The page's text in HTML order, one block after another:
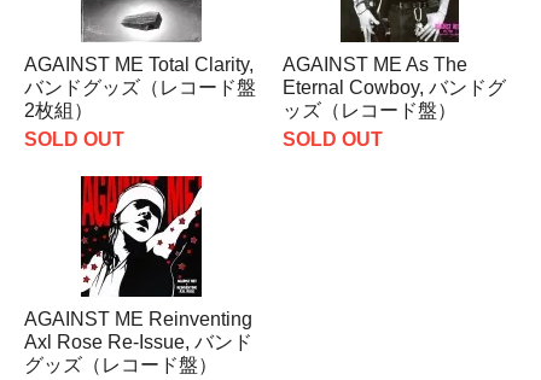
AGAINST ME Total Clarity,
バンドグッズ（レコード盤
2枚組）
SOLD OUT
AGAINST ME As The
Eternal Cowboy, バンドグ
ッズ（レコード盤）
SOLD OUT
AGAINST ME Reinventing
Axl Rose Re-Issue, バンド
グッズ（レコード盤）